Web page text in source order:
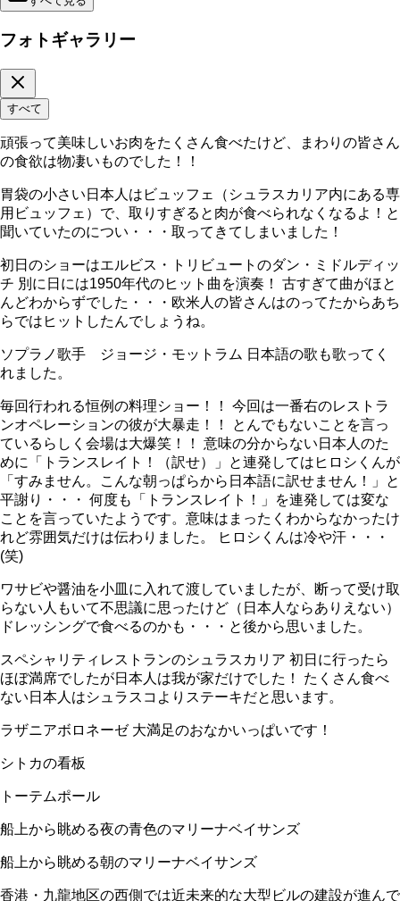
フォトギャラリー
すべて
頑張って美味しいお肉をたくさん食べたけど、まわりの皆さん
の食欲は物凄いものでした！！
胃袋の小さい日本人はビュッフェ（シュラスカリア内にある専
用ビュッフェ）で、取りすぎると肉が食べられなくなるよ！と
聞いていたのについ・・・取ってきてしまいました！
初日のショーはエルビス・トリビュートのダン・ミドルディッ
チ 別に日には1950年代のヒット曲を演奏！ 古すぎて曲がほと
んどわからずでした・・・欧米人の皆さんはのってたからあち
らではヒットしたんでしょうね。
ソプラノ歌手 ジョージ・モットラム 日本語の歌も歌ってく
れました。
毎回行われる恒例の料理ショー！！ 今回は一番右のレストラ
ンオペレーションの彼が大暴走！！ とんでもないことを言っ
ているらしく会場は大爆笑！！ 意味の分からない日本人のた
めに「トランスレイト！（訳せ）」と連発してはヒロシくんが
「すみません。こんな朝っぱらから日本語に訳せません！」と
平謝り・・・ 何度も「トランスレイト！」を連発しては変な
ことを言っていたようです。意味はまったくわからなかったけ
れど雰囲気だけは伝わりました。 ヒロシくんは冷や汗・・・
(笑)
ワサビや醤油を小皿に入れて渡していましたが、断って受け取
らない人もいて不思議に思ったけど（日本人ならありえない）
ドレッシングで食べるのかも・・・と後から思いました。
スペシャリティレストランのシュラスカリア 初日に行ったら
ほぼ満席でしたが日本人は我が家だけでした！ たくさん食べ
ない日本人はシュラスコよりステーキだと思います。
ラザニアボロネーゼ 大満足のおなかいっぱいです！
シトカの看板
トーテムポール
船上から眺める夜の青色のマリーナベイサンズ
船上から眺める朝のマリーナベイサンズ
香港・九龍地区の西側では近未来的な大型ビルの建設が進んで